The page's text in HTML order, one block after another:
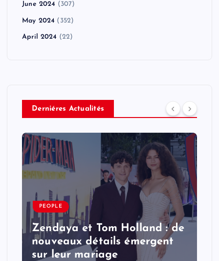
June 2024 (307)
May 2024 (352)
April 2024 (22)
Derniéres Actualités
PEOPLE
Zendaya et Tom Holland : de
nouveaux détails émergent
sur leur mariage